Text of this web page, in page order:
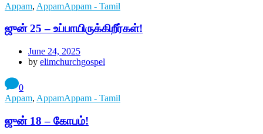
Appam, AppamAppam - Tamil
ஜுன் 25 – உப்பாயிருக்கிறீர்கள்!
June 24, 2025
by elimchurchgospel
0
Appam, AppamAppam - Tamil
ஜுன் 18 – கோபம்!